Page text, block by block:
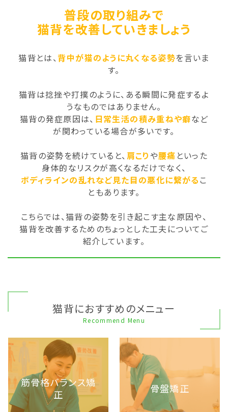
普段の取り組みで
猫背を改善していきましょう
猫背とは、 背中が猫のように丸くなる姿勢を言いま
す。
猫背は捻挫や打撲のように、ある瞬間に発症するよ
うなものではありません。
猫背の発症原因は、 日常生活の積み重ねや癖など
が関わっている場合が多いです。
猫背の姿勢を続けていると、 肩こりや腰痛 といった
身体的なリスクが高くなるだけでなく、
ボディラインの乱れなど見た目の悪化に繋がる こ
ともあります。
こちらでは、猫背の姿勢を引き起こす主な原因や、
猫背を改善するためのちょっとした工夫についてご
紹介しています。
猫背におすすめのメニュー
Recommend Menu
筋骨格バランス矯
正
骨盤矯正